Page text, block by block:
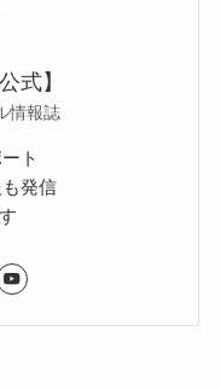
式】
情報誌
ト
発信